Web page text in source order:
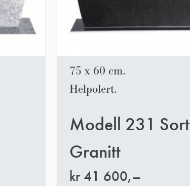
75 x 60 cm.
Helpolert.
Modell 231 Sort
Granitt
kr41 600,–